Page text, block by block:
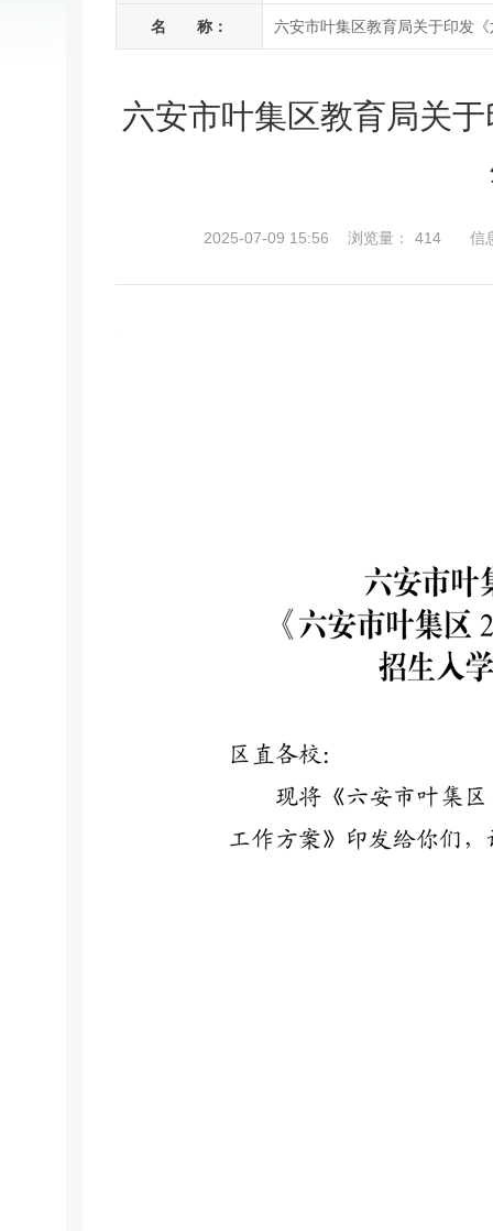
名 称： 六安市叶集区教育局关于印发
六安市叶集区教育局关
2025-07-09 15:56 浏览量： 414 信